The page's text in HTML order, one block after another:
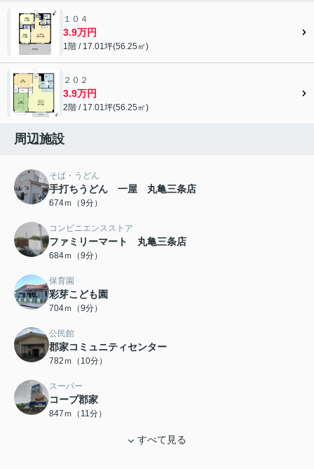
１０４
3.9万円
1階 / 17.01坪(56.25㎡)
２０２
3.9万円
2階 / 17.01坪(56.25㎡)
周辺施設
そば・うどん
手打ちうどん 一屋 丸亀三条店
674ｍ（9分）
コンビニエンスストア
ファミリーマート 丸亀三条店
684ｍ（9分）
保育園
彩芽こども園
704ｍ（9分）
公民館
郡家コミュニティセンター
782ｍ（10分）
スーパー
コープ郡家
847ｍ（11分）
すべて見る